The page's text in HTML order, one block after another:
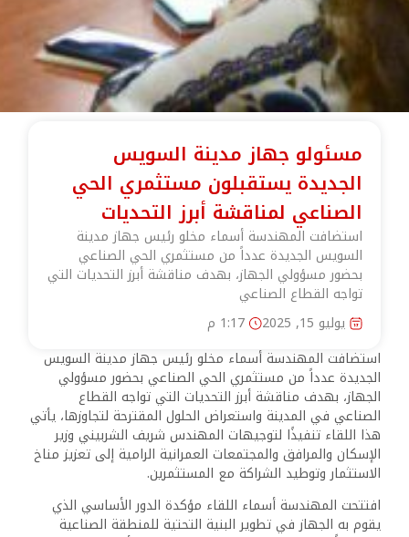
مسئولو جهاز مدينة السويس
الجديدة يستقبلون مستثمري الحي
الصناعي لمناقشة أبرز التحديات
استضافت المهندسة أسماء مخلو رئيس جهاز مدينة
السويس الجديدة عدداً من مستثمري الحي الصناعي
بحضور مسؤولي الجهاز، بهدف مناقشة أبرز التحديات التي
تواجه القطاع الصناعي
يوليو 15, 2025
1:17 م
استضافت المهندسة أسماء مخلو رئيس جهاز مدينة السويس
الجديدة عدداً من مستثمري الحي الصناعي بحضور مسؤولي
الجهاز، بهدف مناقشة أبرز التحديات التي تواجه القطاع
الصناعي في المدينة واستعراض الحلول المقترحة لتجاوزها، يأتي
هذا اللقاء تنفيذًا لتوجيهات المهندس شريف الشربيني وزير
الإسكان والمرافق والمجتمعات العمرانية الرامية إلى تعزيز مناخ
الاستثمار وتوطيد الشراكة مع المستثمرين.
افتتحت المهندسة أسماء اللقاء مؤكدة الدور الأساسي الذي
يقوم به الجهاز في تطوير البنية التحتية للمنطقة الصناعية